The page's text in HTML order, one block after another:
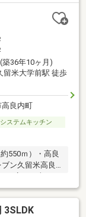
築36年10ヶ月)
留米大学前駅 徒歩
良内町
システムキッチン
550ｍ）・高良
ン久留米高良
車で6分（約2.8
3SLDK